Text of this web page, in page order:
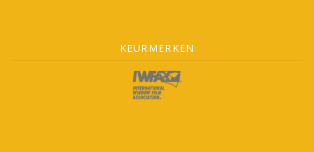
KEURMERKEN